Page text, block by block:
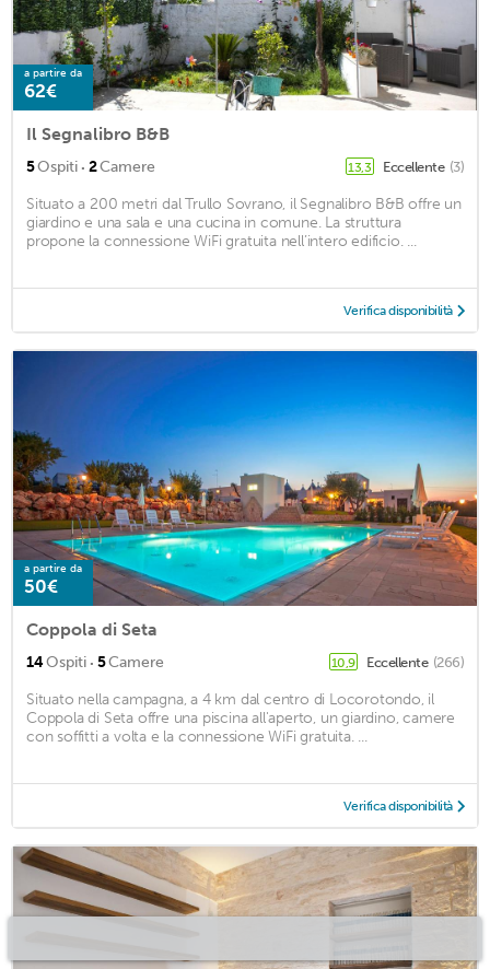
a partire da
62€
Il Segnalibro B&B
5Ospiti · 2Camere 13,3 Eccellente (3)
Situato a 200 metri dal Trullo Sovrano, il Segnalibro B&B offre un
giardino e una sala e una cucina in comune. La struttura
propone la connessione WiFi gratuita nell’intero edificio. ...
Verifica disponibilità
a partire da
50€
Coppola di Seta
14Ospiti · 5Camere 10,9 Eccellente (266)
Situato nella campagna, a 4 km dal centro di Locorotondo, il
Coppola di Seta offre una piscina all'aperto, un giardino, camere
con soffitti a volta e la connessione WiFi gratuita. ...
Verifica disponibilità